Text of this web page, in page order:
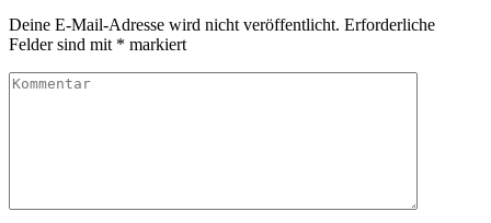
Deine E-Mail-Adresse wird nicht veröffentlicht. Erforderliche
Felder sind mit * markiert
Kommentar